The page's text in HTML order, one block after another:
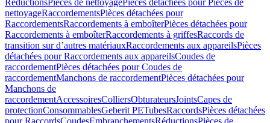
RéductionsPièces de nettoyagePièces détachées pour Pièces de
nettoyageRaccordementsPièces détachées pour
RaccordementsRaccordements à emboîterPièces détachées pour
Raccordements à emboîterRaccordements à griffesRaccords de
transition sur d’autres matériauxRaccordements aux appareilsPièces
détachées pour Raccordements aux appareilsCoudes de
raccordementPièces détachées pour Coudes de
raccordementManchons de raccordementPièces détachées pour
Manchons de
raccordementAccessoiresColliersObturateursJointsCapes de
protectionConsommablesGeberit PETubesRaccordsPièces détachées
pour RaccordsCoudesEmbranchementsRéductionsPièces de